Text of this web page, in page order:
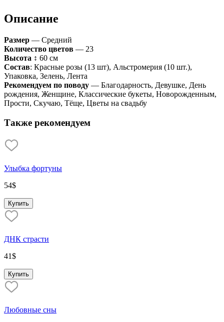
Описание
Размер — Средний
Количество цветов — 23
Высота ↕ 60 см
Состав: Красные розы (13 шт), Альстромерия (10 шт.),
Упаковка, Зелень, Лента
Рекомендуем по поводу — Благодарность, Девушке, День
рождения, Женщине, Классические букеты, Новорожденным,
Прости, Скучаю, Тёще, Цветы на свадьбу
Также рекомендуем
Улыбка фортуны
54$
Купить
ДНК страсти
41$
Купить
Любовные сны